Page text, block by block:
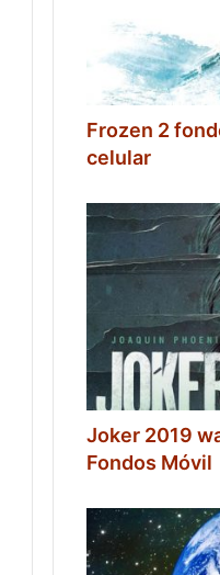
Frozen 2
celular
Joker 2019
Fondos Móvil